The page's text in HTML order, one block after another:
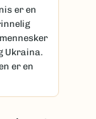
er en
Ukraina.
er en